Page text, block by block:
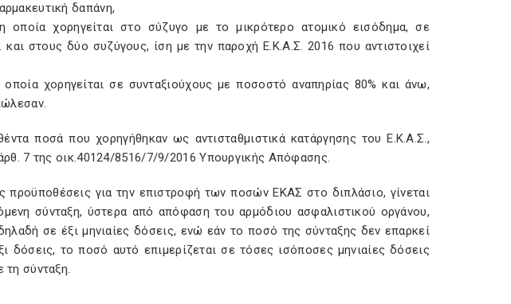
δαπάνη,
οποία χορηγείται στο σύζυγο με το μικρότερο ατομικό εισόδημα, σε
στους δύο συζύγους, ίση με την παροχή Ε.Κ.Α.Σ. 2016 που αντιστοιχεί
οποία χορηγείται σε συνταξιούχους με ποσοστό αναπηρίας 80% και άνω,
ποσά που χορηγήθηκαν ως αντισταθμιστικά κατάργησης του Ε.Κ.Α.Σ.,
7 της οικ.40124/8516/7/9/2016 Υπουργικής Απόφασης.
προϋποθέσεις για την επιστροφή των ποσών ΕΚΑΣ στο διπλάσιο, γίνεται
σύνταξη, ύστερα από απόφαση του αρμόδιου ασφαλιστικού οργάνου,
σε έξι μηνιαίες δόσεις, ενώ εάν το ποσό της σύνταξης δεν επαρκεί
δόσεις, το ποσό αυτό επιμερίζεται σε τόσες ισόποσες μηνιαίες δόσεις
τη σύνταξη.